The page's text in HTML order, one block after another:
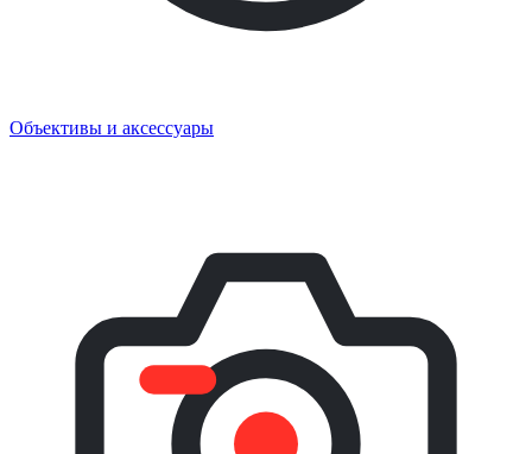
Объективы и аксессуары